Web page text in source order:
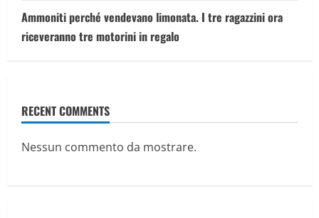
Ammoniti perché vendevano limonata. I tre ragazzini ora
riceveranno tre motorini in regalo
RECENT COMMENTS
Nessun commento da mostrare.